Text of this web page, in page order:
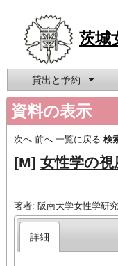
茨城
貸出と予約
資料の表示
次へ 前へ 一覧に戻る 検
[M] 女性学の視
著者: 阪南大学女性学研
詳細